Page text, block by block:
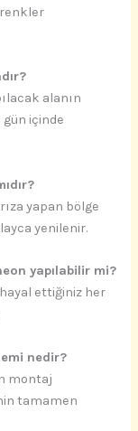
renkler
alanın
içinde
yapan bölge
yenilenir.
yapılabilir mi?
ettiğiniz her
nedir?
montaj
tamamen